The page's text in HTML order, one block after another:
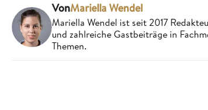
VonMariella Wendel
Mariella Wendel ist seit 2017
und zahlreiche Gastbeiträge in
Themen.